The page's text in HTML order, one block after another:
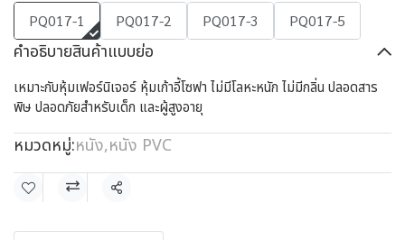
PQ017-1 PQ017-2 PQ017-3 PQ017-5
คำอธิบายสินค้าแบบย่อ
เหมาะกับหุ้มเฟอร์นิเจอร์ หุ้มเก้าอี้โซฟา ไม่มีโลหะหนัก ไม่มีกลิ่น ปลอดสาร
พิษ ปลอดภัยสำหรับเด็ก และผู้สูงอายุ
หมวดหมู่:หนัง,หนัง PVC
แชร์